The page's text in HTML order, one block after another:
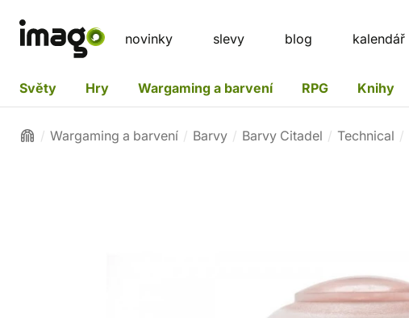
novinky slevy blog kalendář
Světy Hry Wargaming a barvení RPG Knihy
Wargaming a barvení Barvy Barvy Citadel Technical